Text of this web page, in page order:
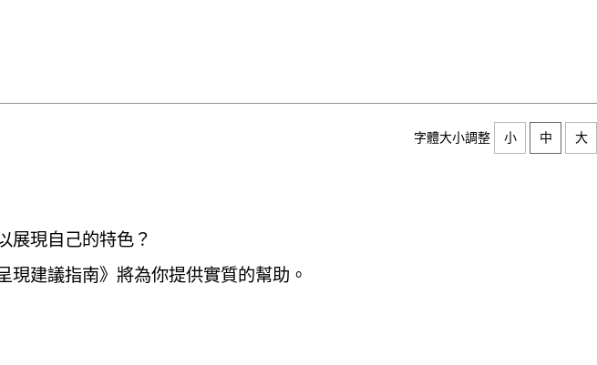
字體大小調整 小 中
大
展現自己的特色？
建議指南》將為你提供實質的幫助。